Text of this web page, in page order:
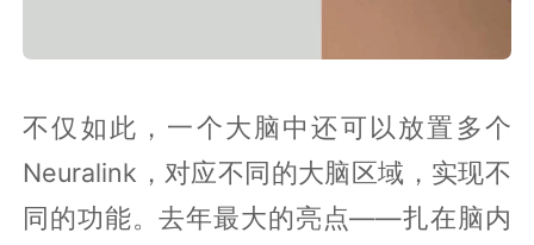
不仅如此，一个大脑中还可以放置多个
Neuralink，对应不同的大脑区域，实现不
同的功能。去年最大的亮点——扎在脑内